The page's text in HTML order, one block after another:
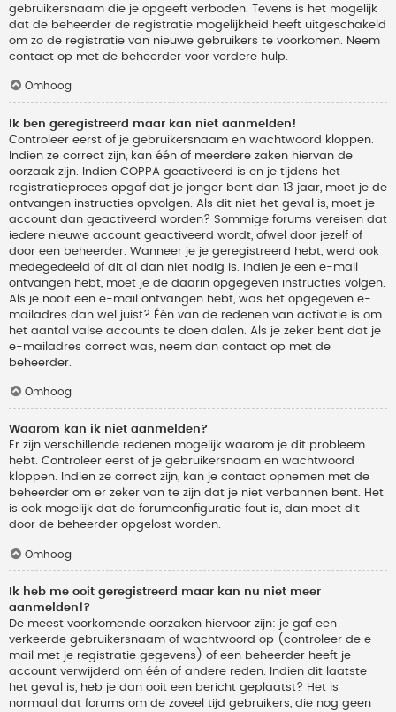
gebruikersnaam die je opgeeft verboden. Tevens is het mogelijk
dat de beheerder de registratie mogelijkheid heeft uitgeschakeld
om zo de registratie van nieuwe gebruikers te voorkomen. Neem
contact op met de beheerder voor verdere hulp.
Omhoog
Ik ben geregistreerd maar kan niet aanmelden!
Controleer eerst of je gebruikersnaam en wachtwoord kloppen.
Indien ze correct zijn, kan één of meerdere zaken hiervan de
oorzaak zijn. Indien COPPA geactiveerd is en je tijdens het
registratieproces opgaf dat je jonger bent dan 13 jaar, moet je de
ontvangen instructies opvolgen. Als dit niet het geval is, moet je
account dan geactiveerd worden? Sommige forums vereisen dat
iedere nieuwe account geactiveerd wordt, ofwel door jezelf of
door een beheerder. Wanneer je je geregistreerd hebt, werd ook
medegedeeld of dit al dan niet nodig is. Indien je een e-mail
ontvangen hebt, moet je de daarin opgegeven instructies volgen.
Als je nooit een e-mail ontvangen hebt, was het opgegeven e-
mailadres dan wel juist? Één van de redenen van activatie is om
het aantal valse accounts te doen dalen. Als je zeker bent dat je
e-mailadres correct was, neem dan contact op met de
beheerder.
Omhoog
Waarom kan ik niet aanmelden?
Er zijn verschillende redenen mogelijk waarom je dit probleem
hebt. Controleer eerst of je gebruikersnaam en wachtwoord
kloppen. Indien ze correct zijn, kan je contact opnemen met de
beheerder om er zeker van te zijn dat je niet verbannen bent. Het
is ook mogelijk dat de forumconfiguratie fout is, dan moet dit
door de beheerder opgelost worden.
Omhoog
Ik heb me ooit geregistreerd maar kan nu niet meer
aanmelden!?
De meest voorkomende oorzaken hiervoor zijn: je gaf een
verkeerde gebruikersnaam of wachtwoord op (controleer de e-
mail met je registratie gegevens) of een beheerder heeft je
account verwijderd om één of andere reden. Indien dit laatste
het geval is, heb je dan ooit een bericht geplaatst? Het is
normaal dat forums om de zoveel tijd gebruikers, die nog geen